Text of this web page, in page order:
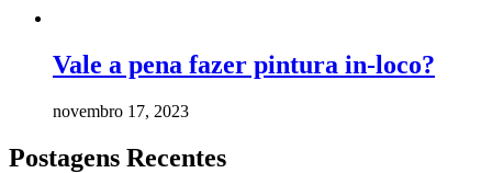
Vale a pena fazer pintura in-loco?
novembro 17, 2023
Postagens Recentes